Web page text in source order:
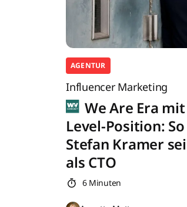
AGENTUR
Influencer Marketing
We Are Era
Level-Position:
Stefan Kramer
als CTO
6 Minuten